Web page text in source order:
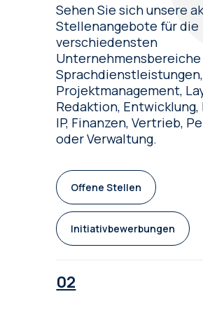
Sehen Sie sich unsere
Stellenangebote für die
verschiedensten
Unternehmensbereiche
Sprachdienstleistungen,
Projektmanagement,
Redaktion, Entwicklung,
IP, Finanzen, Vertrieb,
oder Verwaltung.
Offene Stellen
Initiativbewerbungen